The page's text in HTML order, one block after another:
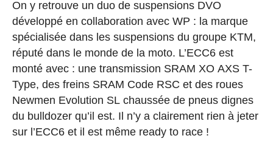
On y retrouve un duo de suspensions DVO
développé en collaboration avec WP : la marque
spécialisée dans les suspensions du groupe KTM,
réputé dans le monde de la moto. L’ECC6 est
monté avec : une transmission SRAM XO AXS T-
Type, des freins SRAM Code RSC et des roues
Newmen Evolution SL chaussée de pneus dignes
du bulldozer qu’il est. Il n’y a clairement rien à jeter
sur l’ECC6 et il est même ready to race !